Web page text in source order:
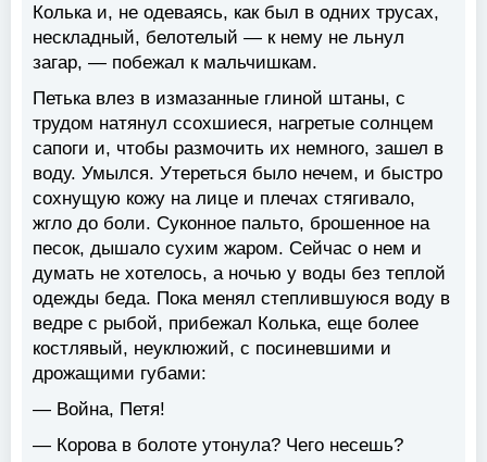
Колька и, не одеваясь, как был в одних трусах,
нескладный, белотелый — к нему не льнул
загар, — побежал к мальчишкам.
Петька влез в измазанные глиной штаны, с
трудом натянул ссохшиеся, нагретые солнцем
сапоги и, чтобы размочить их немного, зашел в
воду. Умылся. Утереться было нечем, и быстро
сохнущую кожу на лице и плечах стягивало,
жгло до боли. Суконное пальто, брошенное на
песок, дышало сухим жаром. Сейчас о нем и
думать не хотелось, а ночью у воды без теплой
одежды беда. Пока менял степлившуюся воду в
ведре с рыбой, прибежал Колька, еще более
костлявый, неуклюжий, с посиневшими и
дрожащими губами:
— Война, Петя!
— Корова в болоте утонула? Чего несешь?